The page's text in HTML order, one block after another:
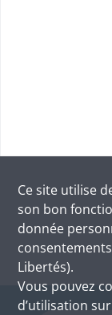
Ce site utilise
son bon
donnée
Libertés).
Vous pouvez
d’utilisation